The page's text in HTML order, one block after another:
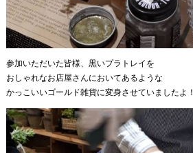
参加いただいた皆様、黒いプラトレイを
おしゃれなお店屋さんにおいてあるような
かっこいいゴールド雑貨に変身させていましたよ！